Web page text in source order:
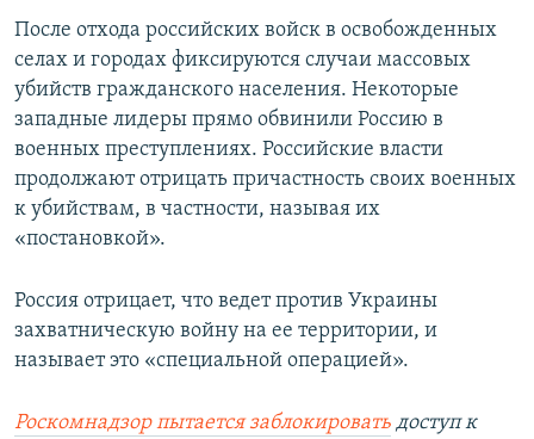
После отхода российских войск в освобожденных
селах и городах фиксируются случаи массовых
убийств гражданского населения. Некоторые
западные лидеры прямо обвинили Россию в
военных преступлениях. Российские власти
продолжают отрицать причастность своих военных
к убийствам, в частности, называя их
«постановкой».
Россия отрицает, что ведет против Украины
захватническую войну на ее территории, и
называет это «специальной операцией».
Роскомнадзор пытается заблокировать доступ к